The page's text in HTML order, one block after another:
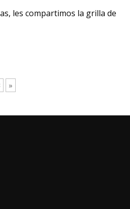
les compartimos la grilla de
»